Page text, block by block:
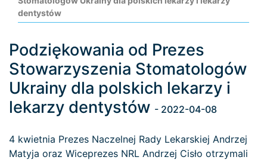
dentystów
Loading...
Podziękowania od Prezes
Stowarzyszenia Stomatologów
Ukrainy dla polskich lekarzy i
lekarzy dentystów - 2022-04-08
4 kwietnia Prezes Naczelnej Rady Lekarskiej Andrzej
Matyja oraz Wiceprezes NRL Andrzej Cisło otrzymali